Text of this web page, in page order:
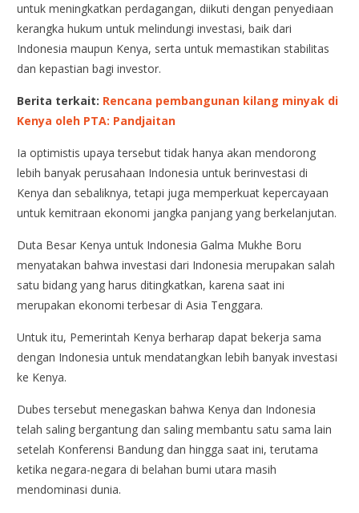
untuk meningkatkan perdagangan, diikuti dengan penyediaan
kerangka hukum untuk melindungi investasi, baik dari
Indonesia maupun Kenya, serta untuk memastikan stabilitas
dan kepastian bagi investor.
Berita terkait: Rencana pembangunan kilang minyak di
Kenya oleh PTA: Pandjaitan
Ia optimistis upaya tersebut tidak hanya akan mendorong
lebih banyak perusahaan Indonesia untuk berinvestasi di
Kenya dan sebaliknya, tetapi juga memperkuat kepercayaan
untuk kemitraan ekonomi jangka panjang yang berkelanjutan.
Duta Besar Kenya untuk Indonesia Galma Mukhe Boru
menyatakan bahwa investasi dari Indonesia merupakan salah
satu bidang yang harus ditingkatkan, karena saat ini
merupakan ekonomi terbesar di Asia Tenggara.
Untuk itu, Pemerintah Kenya berharap dapat bekerja sama
dengan Indonesia untuk mendatangkan lebih banyak investasi
ke Kenya.
Dubes tersebut menegaskan bahwa Kenya dan Indonesia
telah saling bergantung dan saling membantu satu sama lain
setelah Konferensi Bandung dan hingga saat ini, terutama
ketika negara-negara di belahan bumi utara masih
mendominasi dunia.